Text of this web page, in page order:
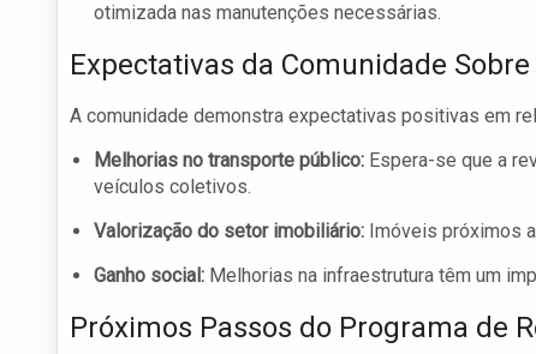
otimizada nas manutenções necessárias.
Expectativas da Comunidade
A comunidade demonstra expectativas positivas em
Melhorias no transporte público: Espera-se que a
veículos coletivos.
Valorização do setor imobiliário: Imóveis próximos
Ganho social: Melhorias na infraestrutura têm um
Próximos Passos do Programa de